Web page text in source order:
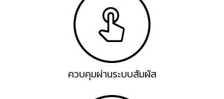
ควบคุมผ่านระบบสัมผัส